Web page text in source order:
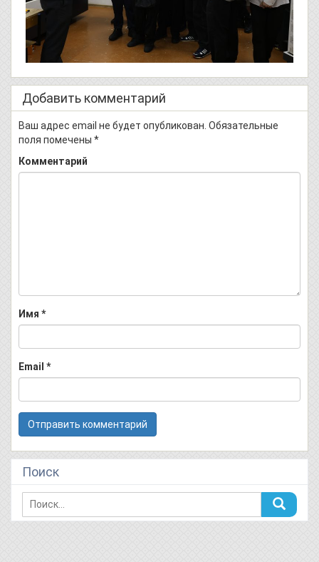
Добавить комментарий
Ваш адрес email не будет опубликован. Обязательные
поля помечены *
Комментарий
Имя *
Email *
Поиск